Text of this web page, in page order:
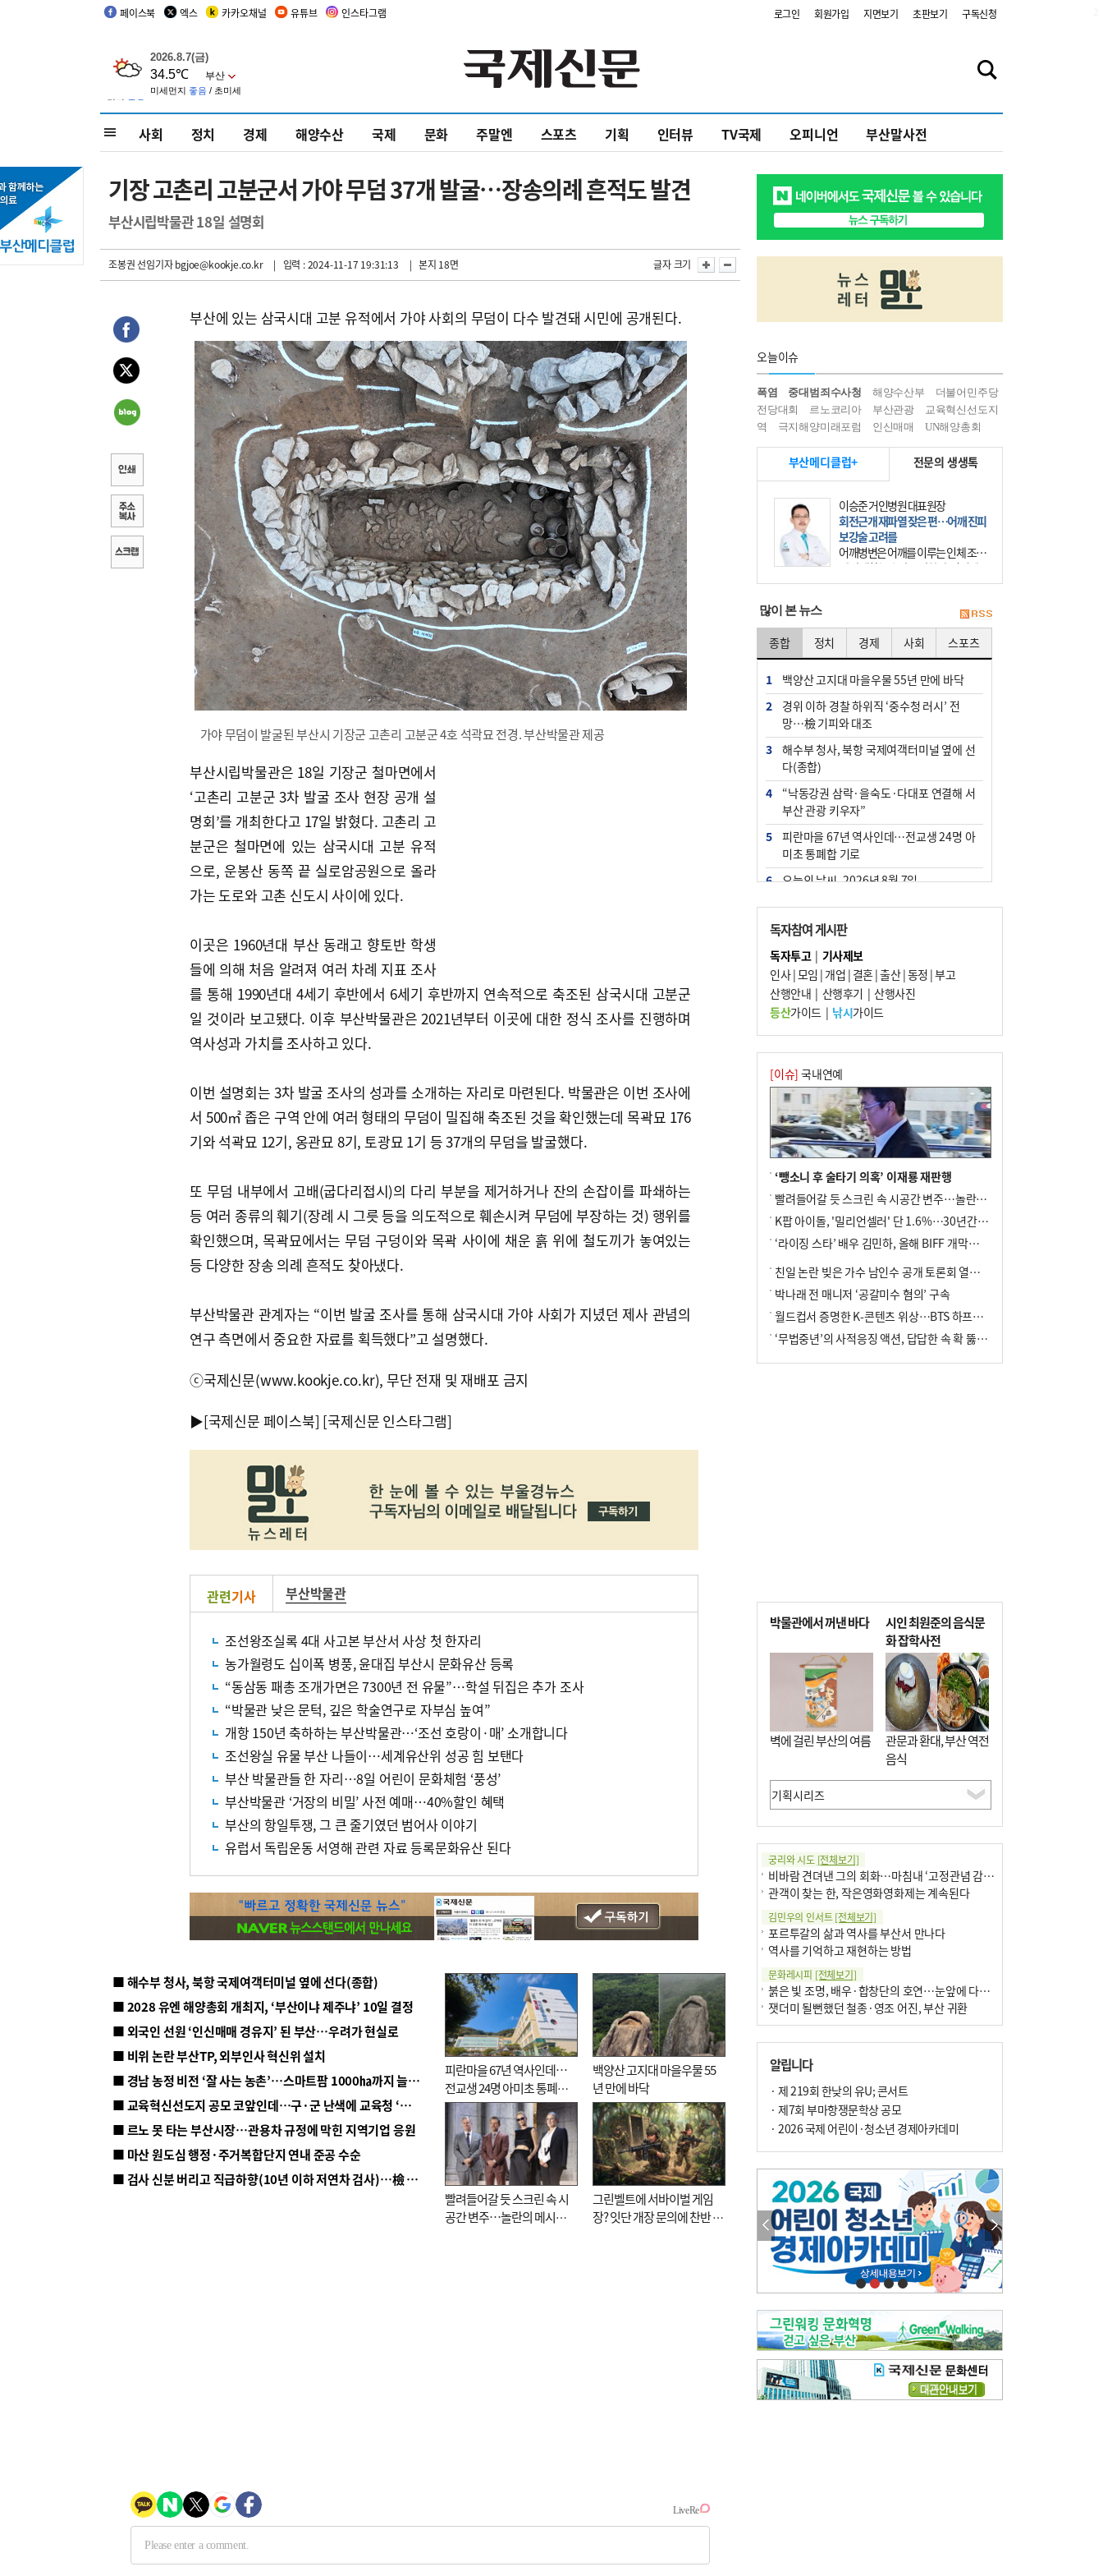
페이스북 엑스 카카오채널 유튜브 인스타그램 로그인 회원가입 지면보기 초판보기 구독신청
사회 정치 경제 해양수산 국제 문화 주말엔 스포츠 기획 인터뷰 TV국제 오피니언 부산말사전
기장 고촌리 고분군서 가야 무덤 37개 발굴…장송의례 흔적도 발견
부산시립박물관 18일 설명회
조봉권 선임기자bgjoe@kookje.co.kr | 입력 : 2024-11-17 19:31:13 | 본지 18면 글자 크기
부산에 있는 삼국시대 고분 유적에서 가야 사회의 무덤이 다수 발견돼 시민에 공개된다.
가야 무덤이 발굴된 부산시 기장군 고촌리 고분군 4호 석곽묘 전경. 부산박물관 제공
부산시립박물관은 18일 기장군 철마면에서
‘고촌리 고분군 3차 발굴 조사 현장 공개 설
명회’를 개최한다고 17일 밝혔다. 고촌리 고
분군은 철마면에 있는 삼국시대 고분 유적
으로, 운봉산 동쪽 끝 실로암공원으로 올라
가는 도로와 고촌 신도시 사이에 있다.
이곳은 1960년대 부산 동래고 향토반 학생
들에 의해 처음 알려져 여러 차례 지표 조사
를 통해 1990년대 4세기 후반에서 6세기 후반까지 연속적으로 축조된 삼국시대 고분군
일 것이라 보고됐다. 이후 부산박물관은 2021년부터 이곳에 대한 정식 조사를 진행하며
역사성과 가치를 조사하고 있다.
이번 설명회는 3차 발굴 조사의 성과를 소개하는 자리로 마련된다. 박물관은 이번 조사에
서 500㎡ 좁은 구역 안에 여러 형태의 무덤이 밀집해 축조된 것을 확인했는데 목곽묘 176
기와 석곽묘 12기, 옹관묘 8기, 토광묘 1기 등 37개의 무덤을 발굴했다.
또 무덤 내부에서 고배(굽다리접시)의 다리 부분을 제거하거나 잔의 손잡이를 파쇄하는
등 여러 종류의 훼기(장례 시 그릇 등을 의도적으로 훼손시켜 무덤에 부장하는 것) 행위를
확인했으며, 목곽묘에서는 무덤 구덩이와 목곽 사이에 채운 흙 위에 철도끼가 놓여있는
등 다양한 장송 의례 흔적도 찾아냈다.
부산박물관 관계자는 “이번 발굴 조사를 통해 삼국시대 가야 사회가 지녔던 제사 관념의
연구 측면에서 중요한 자료를 획득했다”고 설명했다.
ⓒ국제신문(www.kookje.co.kr), 무단 전재 및 재배포 금지
▶[국제신문 페이스북] [국제신문 인스타그램]
관련기사 부산박물관
조선왕조실록 4대 사고본 부산서 사상 첫 한자리
농가월령도 십이폭 병풍, 윤대집 부산시 문화유산 등록
“동삼동 패총 조개가면은 7300년 전 유물”…학설 뒤집은 추가 조사
“박물관 낮은 문턱, 깊은 학술연구로 자부심 높여”
개항 150년 축하하는 부산박물관…‘조선 호랑이·매’ 소개합니다
조선왕실 유물 부산 나들이…세계유산위 성공 힘 보탠다
부산 박물관들 한 자리…8일 어린이 문화체험 ‘풍성’
부산박물관 ‘거장의 비밀’ 사전 예매…40%할인 혜택
부산의 항일투쟁, 그 큰 줄기였던 범어사 이야기
유럽서 독립운동 서영해 관련 자료 등록문화유산 된다
■ 해수부 청사, 북항 국제여객터미널 옆에 선다(종합)
■ 2028 유엔 해양총회 개최지, ‘부산이냐 제주냐’ 10일 결정
■ 외국인 선원 ‘인신매매 경유지’ 된 부산…우려가 현실로
■ 비위 논란 부산TP, 외부인사 혁신위 설치
■ 경남 농정 비전 ‘잘 사는 농촌’…스마트팜 1000㏊까지 늘린다
■ 교육혁신선도지 공모 코앞인데…구·군 난색에 교육청 ‘쩔쩔’
■ 르노 못 타는 부산시장…관용차 규정에 막힌 지역기업 응원
■ 마산 원도심 행정·주거복합단지 연내 준공 수순
■ 검사 신분 버리고 직급하향(10년 이하 저연차 검사)…檢 중수청행 기피
피란마을 67년 역사인데…
전교생 24명 아미초 통폐합
기로
백양산 고지대 마을우물 55
년 만에 바닥
빨려들어갈 듯 스크린 속 시
공간 변주…놀란의 메시지
그린벨트에 서바이벌 게임
장? 잇단 개장 문의에 찬반 논
오늘이슈
폭염 중대범죄수사청 해양수산부
더불어민주당
전당대회
르노코리아 부산관광
교육혁신선도지
역
극지해양미래포럼 인신매매 UN해양총회
부산메디클럽+ 전문의 생생톡
이승준 거인병원 대표원장
회전근개 재파열 잦은 편…어깨 진피
보강술 고려를
어깨병변은 어깨를 이루는 인체 조직
에 발생하는 손상을 말한다. 여기에
는 오십견과 회전근개 증후군, 어깨
많이 본 뉴스
종합 정치 경제 사회 스포츠
1
백양산 고지대 마을우물 55년 만에 바닥
2
경위 이하 경찰 하위직 ‘중수청 러시’ 전
망…檢 기피와 대조
3
해수부 청사, 북항 국제여객터미널 옆에 선
다(종합)
4
“낙동강권 삼락·을숙도·다대포 연결해 서
부산 관광 키우자”
5
피란마을 67년 역사인데…전교생 24명 아
미초 통폐합 기로
6
오늘의 날씨- 2026년 8월 7일
7
부울경 주말부터 비소식…‘극한 폭염’ 한풀
꺾일 듯
8
[사설] 해수부 신청사 북항으로 확정, 해양
수도 도약의 전환점
9
외국인 선원 ‘인신매매 경유지’ 된 부산…
우려가 현실로
10 르노 못 타는 부산시장…관용차 규정에 막
힌 지역기업 응원
독자참여 게시판
독자투고| 기사제보
인사|모임 | 개업 | 결혼|출산|동정 |부고
산행안내 | 산행후기 | 산행사진
등산가이드| 낚시가이드
[이슈] 국내연예
‘뺑소니 후 술타기 의혹’ 이재룡 재판행
빨려들어갈 듯 스크린 속 시공간 변주…놀란의 메시지는 ‘전쟁 속죄’
K팝 아이돌, '밀리언셀러' 단 1.6%…30년간 등장 1182개팀 전수조사
‘라이징 스타’ 배우 김민하, 올해 BIFF 개막식 사회자 확정
친일 논란 빚은 가수 남인수 공개 토론회 열린다.
박나래 전 매니저 ‘공갈미수 혐의’ 구속
월드컵서 증명한 K-콘텐츠 위상…BTS 하프타임쇼·정호연 트로피 세리머니
‘무법중년’의 사적응징 액션, 답답한 속 확 뚫어주네
박물관에서 꺼낸 바다
벽에 걸린 부산의 여름
시인 최원준의 음식문
화 잡학사전
관문과 환대, 부산 역전
음식
궁리와 시도 [전체보기]
비바람 견뎌낸 그의 회화…마침내 ‘고정관념 감옥’서 해방
관객이 찾는 한, 작은영화영화제는 계속된다
김민우의 인서트[전체보기]
포르투갈의 삶과 역사를 부산서 만나다
역사를 기억하고 재현하는 방법
문화레시피 [전체보기]
붉은 빛 조명, 배우·합창단의 호연…눈앞에 다가온 부산오페라하우스
잿더미 될뻔했던 철종·영조 어진, 부산 귀환
현실의 고통, 은유의 詩로 담다 外
달구비·여우비…다양한 비 이름 外
박현주의 책 이야기[전체보기]
세계유산 ‘한국의 갯벌’ 얼마나 알고 있나요
문재필-여름_저녁무렵의호수
이 한편의 시조[전체보기]
참선 /오기환
고향 /김진규
주말 영화 박스오피스[전체보기]
‘스파이더맨’ 개봉 5일 만에 300만 돌풍…박스오피스·예매율 동시 1위
‘호프’ 개봉 11일 만에 관객 300만…‘스파이더맨’ 예매율 68.8% 1위
오늘의 운세- [전체보기]
오늘의 운세- 2026년 8월 6일 (음 6월 24일)
오늘의 운세- 2026년 8월 5일 (음 6월 23일)
조해훈의 고전 속 이 문장 [전체보기]
입추 지났는데도 덥다며 신유안에게 보낸 박규수의 편지
알립니다
· 제 219회 한낮의 유U; 콘서트
· 제7회 부마항쟁문학상 공모
· 2026 국제 어린이·청소년 경제아카데미